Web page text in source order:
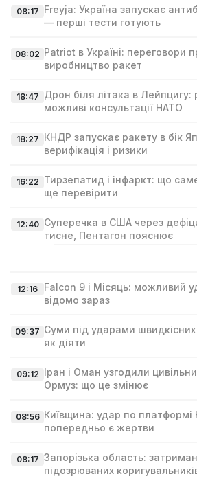
08:17 Freyja: Україна запускає
— перші тести готують
08:02 Patriot в Україні: переговори
виробництво ракет
18:47 Дрон біля літака в Лейпцигу:
можливі консультації НАТО
18:27 КНДР запускає ракету в бік
верифікація і ризики
16:22 Тирзепатид і інфаркт: що
ще перевірити
12:40 Суперечка в США через
тисне, Пентагон пояснює
12:16
Falcon 9 і Місяць: можливий
відомо зараз
09:37 Суми під ударами швидкісних
як діяти
09:12 Іран і Оман узгодили
Ормуз: що це змінює
08:56 Київщина: удар по платформі
попередньо є жертви
08:17 Запорізька область:
підозрюваних